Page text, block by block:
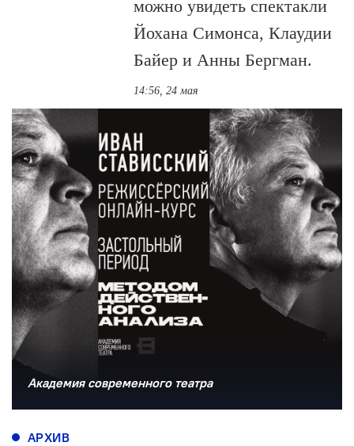
можно увидеть спектакли
Йохана Симонса, Клаудии
Байер и Анны Бергман.
14:56, 24 мая
Академия современного театра
АРХИВ